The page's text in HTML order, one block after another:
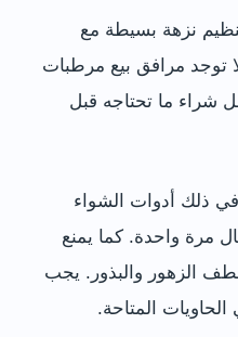
نزهة بسيطة مع
توجد مرافق بيع مرطبات
شراء ما تحتاجه قبل
في ذلك أدوات الشواء
مرة واحدة. كما يمنع
قطف الزهور والبذور. يجب
المتاحة.